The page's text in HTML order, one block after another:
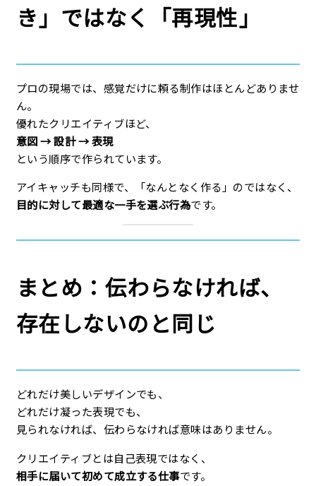
き」ではなく「再現性」
プロの現場では、感覚だけに頼る制作はほとんどありませ
ん。
優れたクリエイティブほど、
意図 → 設計 → 表現
という順序で作られています。
アイキャッチも同様で、「なんとなく作る」のではなく、
目的に対して最適な一手を選ぶ行為です。
まとめ：伝わらなければ、
存在しないのと同じ
どれだけ美しいデザインでも、
どれだけ凝った表現でも、
見られなければ、伝わらなければ意味はありません。
クリエイティブとは自己表現ではなく、
相手に届いて初めて成立する仕事です。